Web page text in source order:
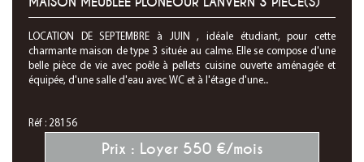
LOCATION DE SEPTEMBRE à JUIN , idéale étudiant, pour cette
charmante maison de type 3 située au calme. Elle se compose d'une
belle pièce de vie avec poêle à pellets cuisine ouverte aménagée et
équipée, d'une salle d'eau avec WC et à l'étage d'une...
Réf : 28156
Prix : Loyer 550 €/mois